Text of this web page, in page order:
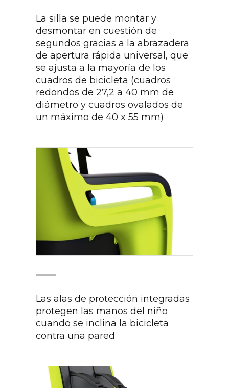
La silla se puede montar y
desmontar en cuestión de
segundos gracias a la abrazadera
de apertura rápida universal, que
se ajusta a la mayoría de los
cuadros de bicicleta (cuadros
redondos de 27,2 a 40 mm de
diámetro y cuadros ovalados de
un máximo de 40 x 55 mm)
Las alas de protección integradas
protegen las manos del niño
cuando se inclina la bicicleta
contra una pared